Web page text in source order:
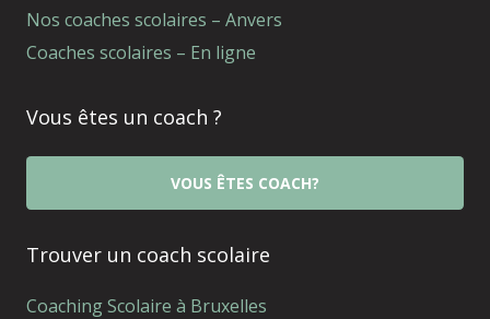
Nos coaches scolaires – Anvers
Coaches scolaires – En ligne
Vous êtes un coach ?
VOUS ÊTES COACH?
Trouver un coach scolaire
Coaching Scolaire à Bruxelles